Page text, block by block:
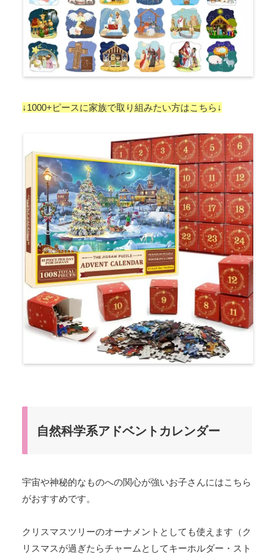
↓1000+ピースに家族で取り組みたい方はこちら↓
自然科学系アドベントカレンダー
宇宙や神秘的なものへの関心が強いお子さんにはこちら
がおすすめです。
クリスマスツリーのオーナメントとしても使えます（ク
リスマスが過ぎたらチャームとしてキーホルダー・スト